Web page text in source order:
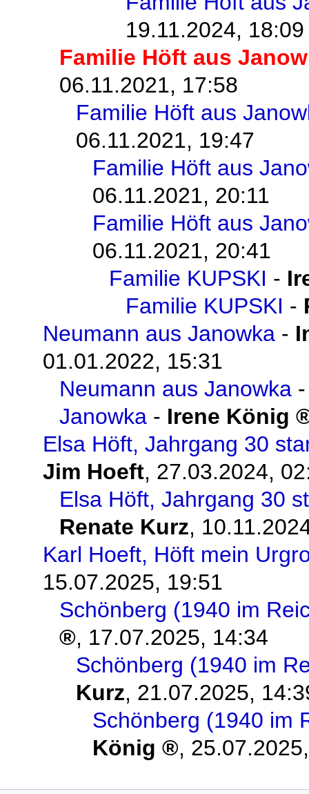
19.11.2024, 18:09
Familie Höft aus
06.11.2021, 17:58
Familie Höft aus
06.11.2021, 19:47
Familie Höft aus
06.11.2021, 20:11
Familie Höft aus
06.11.2021, 20:41
Familie KUPSKI -
Familie KUPSKI -
Neumann aus Janowka -
01.01.2022, 15:31
Neumann aus Janowka
Janowka - Irene König
Elsa Höft, Jahrgang 30
Jim Hoeft, 27.03.2024,
Elsa Höft, Jahrgang 30
Renate Kurz,
Karl Hoeft, Höft mein
15.07.2025, 19:51
Schönberg (1940 im
, 17.07.2025, 14:34
Schönberg (1940 im
Kurz, 21.07.2025,
Schönberg (1940 im
König
,